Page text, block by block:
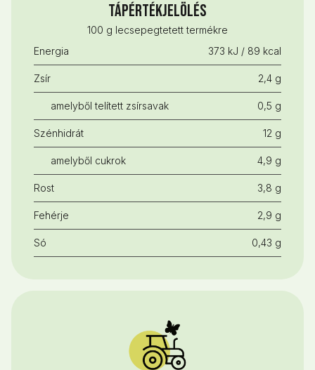
Tápértékjelölés
100 g lecsepegtetett termékre
Energia
373 kJ / 89 kcal
Zsír 2,4 g
amelyből telített zsírsavak 0,5 g
Szénhidrát 12 g
amelyből cukrok 4,9 g
Rost 3,8 g
Fehérje 2,9 g
Só 0,43 g